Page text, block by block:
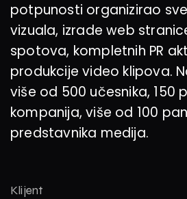
potpunosti organizirao
vizuala, izrade web
spotova, kompletnih PR
produkcije video klipova.
više od 500 učesnika, 150
kompanija, više od 100
predstavnika medija.
Klijent